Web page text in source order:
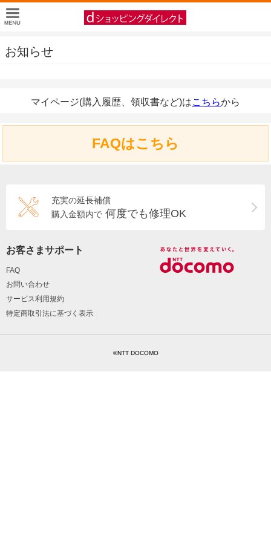
お知らせ
マイページ(購入履歴、領収書など)はこちらから
FAQはこちら
充実の延長補償
購入金額内で 何度でも修理OK
お客さまサポート
FAQ
お問い合わせ
サービス利用規約
特定商取引法に基づく表示
©NTT DOCOMO